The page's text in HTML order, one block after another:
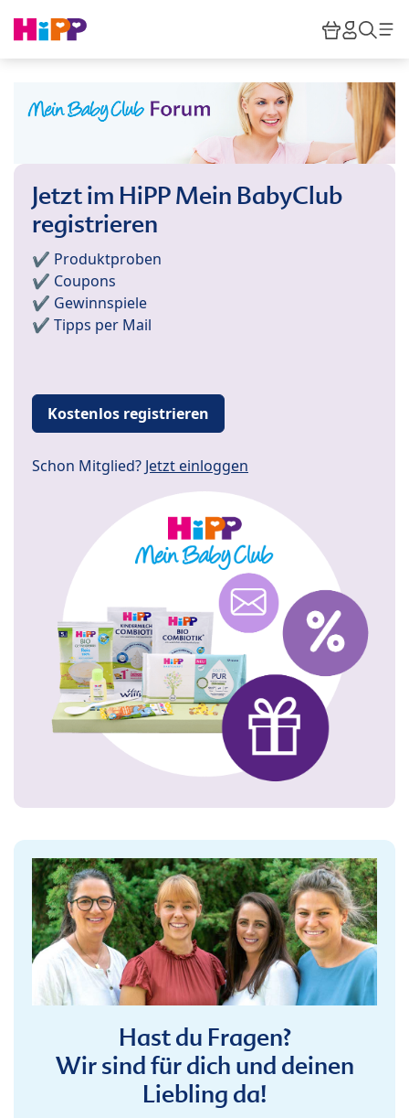
HiPP
Jetzt im HiPP Mein BabyClub
registrieren
✔️ Produktproben
✔️ Coupons
✔️ Gewinnspiele
✔️ Tipps per Mail
Kostenlos registrieren
Schon Mitglied? Jetzt einloggen
Hast du Fragen?
Wir sind für dich und deinen
Liebling da!